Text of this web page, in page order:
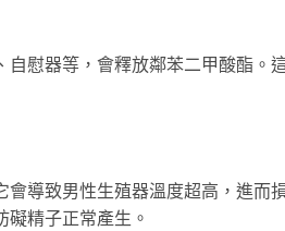
慰器等，會釋放鄰苯二甲酸酯。
導致男性生殖器溫度超高，進而
精子正常產生。